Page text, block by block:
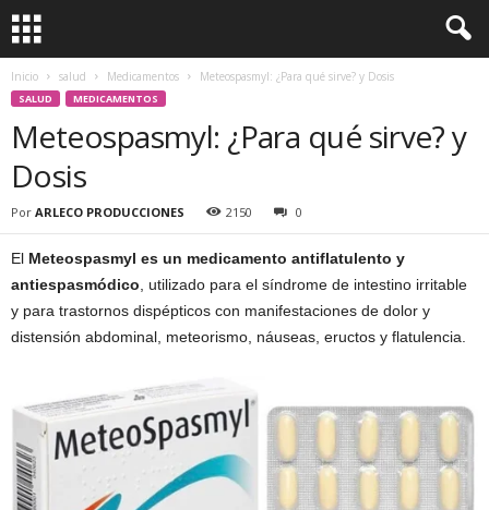
Inicio salud Medicamentos Meteospasmyl: ¿Para qué sirve? y Dosis
SALUD MEDICAMENTOS
Meteospasmyl: ¿Para qué sirve? y
Dosis
Por ARLECO PRODUCCIONES 2150 0
El Meteospasmyl es un medicamento antiflatulento y
antiespasmódico , utilizado para el síndrome de intestino irritable
y para trastornos dispépticos con manifestaciones de dolor y
distensión abdominal, meteorismo, náuseas, eructos y flatulencia.